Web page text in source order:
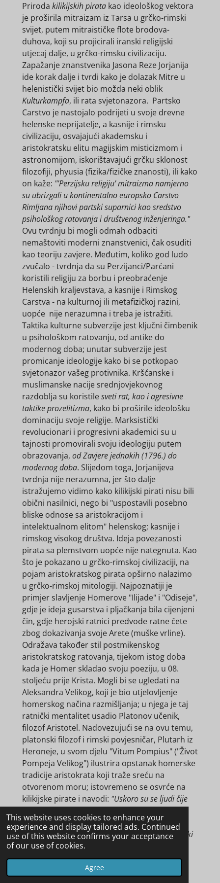
This website uses cookies to enhance your
experience and display tailored ads. Continued
use of this website confirms your acceptance
of our use of cookies.
Agree
Priroda kilikijskih piratakao ideološkog vektora
je proširila mitraizam iz Tarsa u grčko-rimski
svijet, putem mitraističke flote brodova-
duhova, koji su projicirali iranski religijski
utjecaj dalje, u grčko-rimsku civilizaciju.
Zapažanje znanstvenika Jasona Reze Jorjanija
ide korak dalje i tvrdi kako je dolazak Mitre u
helenistički svijet bio možda neki oblik
Kulturkampfa, ili rata svjetonazora. Partsko
Carstvo je nastojalo podrijeti u svoje drevne
helenske neprijatelje, a kasnije i rimsku
civilizaciju, osvajajući akademsku i
aristokratsku elitu magijskim misticizmom i
astronomijom, iskorištavajući grčku sklonost
filozofiji, phyusia (fizika/fizičke znanosti), ili kako
on kaže: "'Perzijsku religiju' mitraizma namjerno
su ubrizgali u kontinentalno europsko Carstvo
Rimljana njihovi partski suparnici kao sredstvo
psihološkog ratovanja i društvenog inženjeringa."
Ovu tvrdnju bi mogli odmah odbaciti
nemaštoviti moderni znanstvenici, čak osuditi
kao teoriju zavjere. Međutim, koliko god ludo
zvučalo - tvrdnja da su Perzijanci/Parćani
koristili religiju za borbu i preobraćenje
Helenskih kraljevstava, a kasnije i Rimskog
Carstva - na kulturnoj ili metafizičkoj razini,
uopće nije nerazumna i treba je istražiti.
Taktika kulturne subverzije jest ključni čimbenik
u psihološkom ratovanju, od antike do
modernog doba; unutar subverzije jest
promicanje ideologije kako bi se potkopao
svjetonazor vašeg protivnika. Kršćanske i
muslimanske nacije srednjovjekovnog
razdoblja su koristilesveti rat, kao i agresivne
taktike prozelitizma, kako bi proširile ideološku
dominaciju svoje religije. Marksistički
revolucionari i progresivni akademici su u
tajnosti promovirali svoju ideologiju putem
obrazovanja, od Zavjere jednakih (1796.) do
modernog doba. Slijedom toga, Jorjanijeva
tvrdnja nije nerazumna, jer što dalje
istražujemo vidimo kako kilikijski pirati nisu bili
obični nasilnici, nego bi "uspostavili posebno
bliske odnose sa aristokracijom i
intelektualnom elitom" helenskog; kasnije i
rimskog visokog društva. Ideja povezanosti
pirata sa plemstvom uopće nije nategnuta. Kao
što je pokazano u grčko-rimskoj civilizaciji, na
pojam aristokratskog pirata opširno nalazimo
u grčko-rimskoj mitologiji. Najpoznatiji je
primjer slavljenje Homerove "Ilijade" i "Odiseje",
gdje je ideja gusarstva i pljačkanja bila cijenjeni
čin, gdje herojski ratnici predvode ratne čete
zbog dokazivanja svoje Arete (muške vrline).
Odražava također stil postmikenskog
aristokratskog ratovanja, tijekom istog doba
kada je Homer skladao svoju poeziju, u 08.
stoljeću prije Krista. Mogli bi se ugledati na
Aleksandra Velikog, koji je bio utjelovljenje
homerskog načina razmišljanja; u njega je taj
ratnički mentalitet usadio Platonov učenik,
filozof Aristotel. Nadovezujući se na ovu temu,
platonski filozof i rimski povjesničar, Plutarh iz
Heroneje, u svom djelu "Vitum Pompius" ("Život
Pompeja Velikog") ilustrira opstanak homerske
tradicije aristokrata koji traže sreću na
otvorenom moru; istovremeno se osvrće na
kilikijske pirate i navodi: "Uskoro su se ljudi čije
bilo slavno i oni koji su tvrdili kako imaju
superiornu inteligenciju, počeli upuštati u gusarski
zanat i dijeliti njihove pothvate."
aristokratskom piratu, koji je bio dobro
obrazovan u filozofiji, nije pretjerana. Jorjani